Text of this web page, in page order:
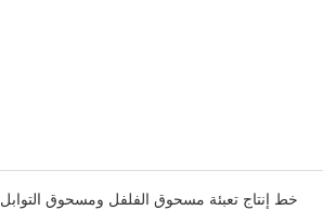
خط إنتاج تعبئة مسحوق الفلفل ومسحوق التوابل